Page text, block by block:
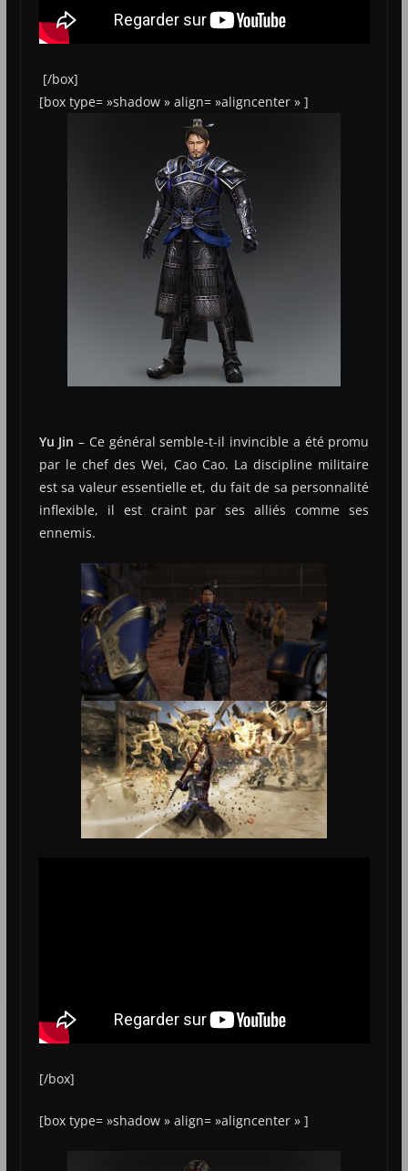
[/box]
[box type= »shadow » align= »aligncenter » ]
Yu Jin – Ce général semble-t-il invincible a été promu
par le chef des Wei, Cao Cao. La discipline militaire
est sa valeur essentielle et, du fait de sa personnalité
inflexible, il est craint par ses alliés comme ses
ennemis.
[/box]
[box type= »shadow » align= »aligncenter » ]